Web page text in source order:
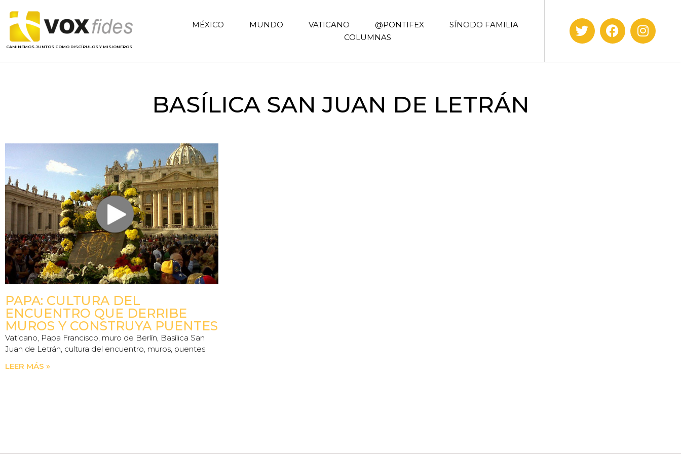
CAMINEMOS JUNTOS COMO DISCÍPULOS Y MISIONEROS
MÉXICO MUNDO VATICANO @PONTIFEX
SÍNODO FAMILIA
COLUMNAS
BASÍLICA SAN JUAN DE LETRÁN
PAPA: CULTURA DEL
ENCUENTRO QUE DERRIBE
MUROS Y CONSTRUYA PUENTES
Vaticano, Papa Francisco, muro de Berlín, Basílica San
Juan de Letrán, cultura del encuentro, muros, puentes
LEER MÁS »